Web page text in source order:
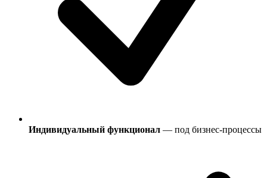
Индивидуальный функционал — под бизнес-процессы